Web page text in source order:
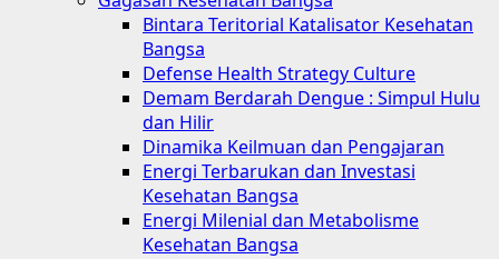
Bintara Teritorial Katalisator Kesehatan
Bangsa
Defense Health Strategy Culture
Demam Berdarah Dengue : Simpul Hulu
dan Hilir
Dinamika Keilmuan dan Pengajaran
Energi Terbarukan dan Investasi
Kesehatan Bangsa
Energi Milenial dan Metabolisme
Kesehatan Bangsa